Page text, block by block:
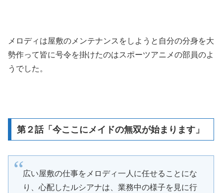
メロディは屋敷のメンテナンスをしようと自分の分身を大
勢作って皆に号令を掛けたのはスポーツアニメの部員のよ
うでした。
第２話「今ここにメイドの無双が始まります」
広い屋敷の仕事をメロディ一人に任せることにな
り、心配したルシアナは、業務中の様子を見に行